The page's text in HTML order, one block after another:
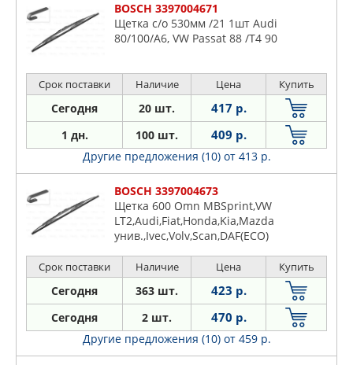
BOSCH 3397004671
Щетка с/о 530мм /21 1шт Audi
80/100/A6, VW Passat 88 /T4 90
Срок поставки Наличие Цена Купить
Сегодня 20 шт. 417 р.
1 дн. 100 шт. 409 р.
Другие предложения (10) от 413 р.
BOSCH 3397004673
Щетка 600 Omn MBSprint,VW
LT2,Audi,Fiat,Honda,Kia,Mazda
унив.,Ivec,Volv,Scan,DAF(ECO)
Срок поставки Наличие Цена Купить
Сегодня 363 шт. 423 р.
Сегодня 2 шт. 470 р.
Другие предложения (10) от 459 р.